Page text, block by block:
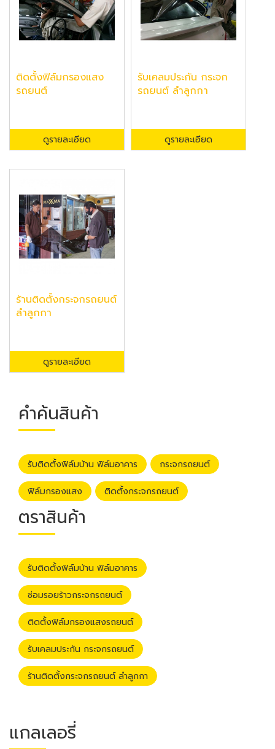
ติดตั้งฟิล์มกรองแสง
รถยนต์
ดูรายละเอียด
รับเคลมประกัน กระจก
รถยนต์ ลำลูกกา
ดูรายละเอียด
ร้านติดตั้งกระจกรถยนต์
ลำลูกกา
ดูรายละเอียด
คำค้นสินค้า
รับติดตั้งฟิล์มบ้าน ฟิล์มอาคาร กระจกรถยนต์
ฟิล์มกรองแสง ติดตั้งกระจกรถยนต์
ตราสินค้า
รับติดตั้งฟิล์มบ้าน ฟิล์มอาคาร
ซ่อมรอยร้าวกระจกรถยนต์
ติดตั้งฟิล์มกรองแสงรถยนต์
รับเคลมประกัน กระจกรถยนต์
ร้านติดตั้งกระจกรถยนต์ ลำลูกกา
แกลเลอรี่